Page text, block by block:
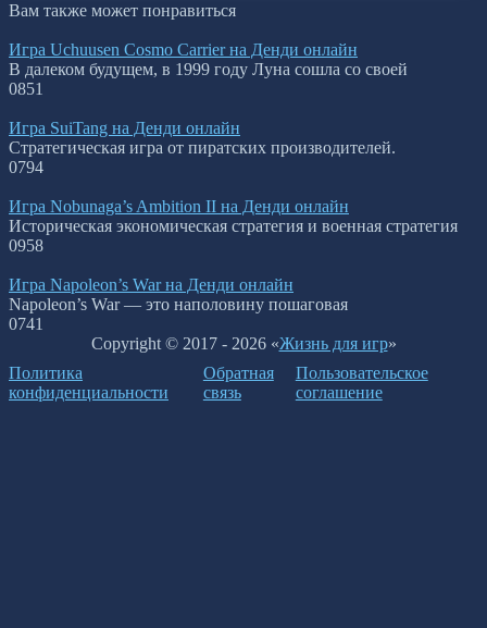
Вам также может понравиться
Игра Uchuusen Cosmo Carrier на Денди онлайн
В далеком будущем, в 1999 году Луна сошла со своей
0851
Игра SuiTang на Денди онлайн
Стратегическая игра от пиратских производителей.
0794
Игра Nobunaga’s Ambition II на Денди онлайн
Историческая экономическая стратегия и военная стратегия
0958
Игра Napoleon’s War на Денди онлайн
Napoleon’s War — это наполовину пошаговая
0741
Copyright © 2017 - 2026 «Жизнь для игр»
Политика
конфиденциальности
Обратная
связь
Пользовательское
соглашение